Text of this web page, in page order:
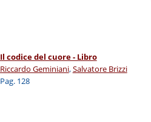
Il codice del cuore - Libro
Riccardo Geminiani,Salvatore Brizzi
Pag. 128